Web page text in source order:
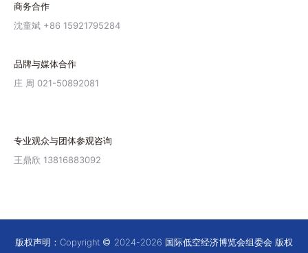
商务合作
沈童斌 +86 15921795284
品牌与媒体合作
庄 周 021-50892081
专业观众与团体参观咨询
王鼎欣 13816883092
版权声明：Copyright 2024-2026 国际低空经济博览会组委会 版权